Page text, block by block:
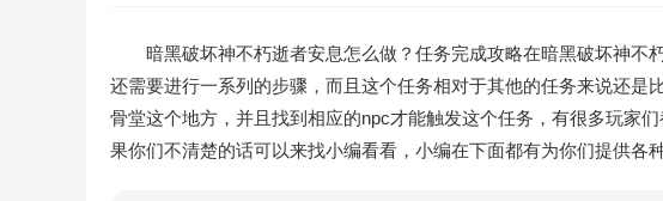
暗黑破坏神不朽逝者安息怎么做？任务完成攻略在暗黑破坏神不
还需要进行一系列的步骤，而且这个任务相对于其他的任务来说还是
骨堂这个地方，并且找到相应的npc才能触发这个任务，有很多玩家
果你们不清楚的话可以来找小编看看，小编在下面都有为你们提供各